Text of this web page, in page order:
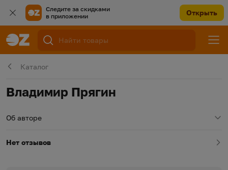
Следите за скидками
в приложении
Открыть
Каталог
Владимир Прягин
Об авторе
Нет отзывов